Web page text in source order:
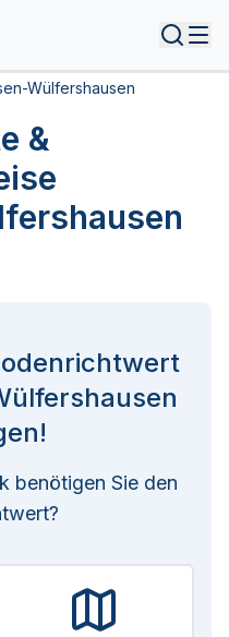
Wülfershausen
&
benötigen Sie den